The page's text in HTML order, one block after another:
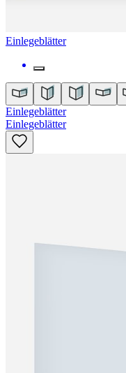
Einlegeblätter
Einlegeblätter
Einlegeblätter